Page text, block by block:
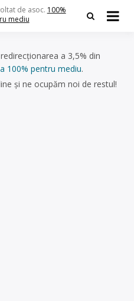
de asoc. 100%
mediu
a 3,5% din
100% pentru mediu.
și ne ocupăm noi de restul!